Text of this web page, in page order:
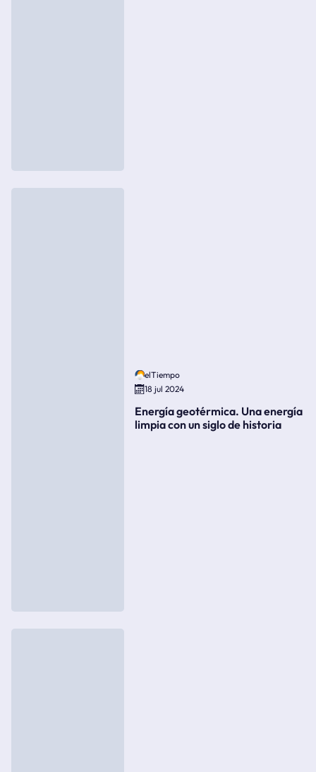
elTiempo
18 jul 2024
Energía geotérmica. Una energía
limpia con un siglo de historia